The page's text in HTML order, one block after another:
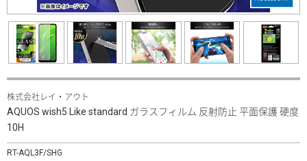
株式会社レイ・アウト
AQUOS wish5 Like standard ガラスフィルム 反射防止 平面保護 硬度
10H
RT-AQL3F/SHG